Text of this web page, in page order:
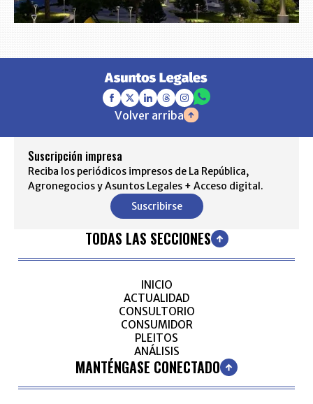
Volver arriba
Suscripción impresa
Reciba los periódicos impresos de La República,
Agronegocios y Asuntos Legales + Acceso digital.
Suscribirse
TODAS LAS SECCIONES
INICIO
ACTUALIDAD
CONSULTORIO
CONSUMIDOR
PLEITOS
ANÁLISIS
MANTÉNGASE CONECTADO